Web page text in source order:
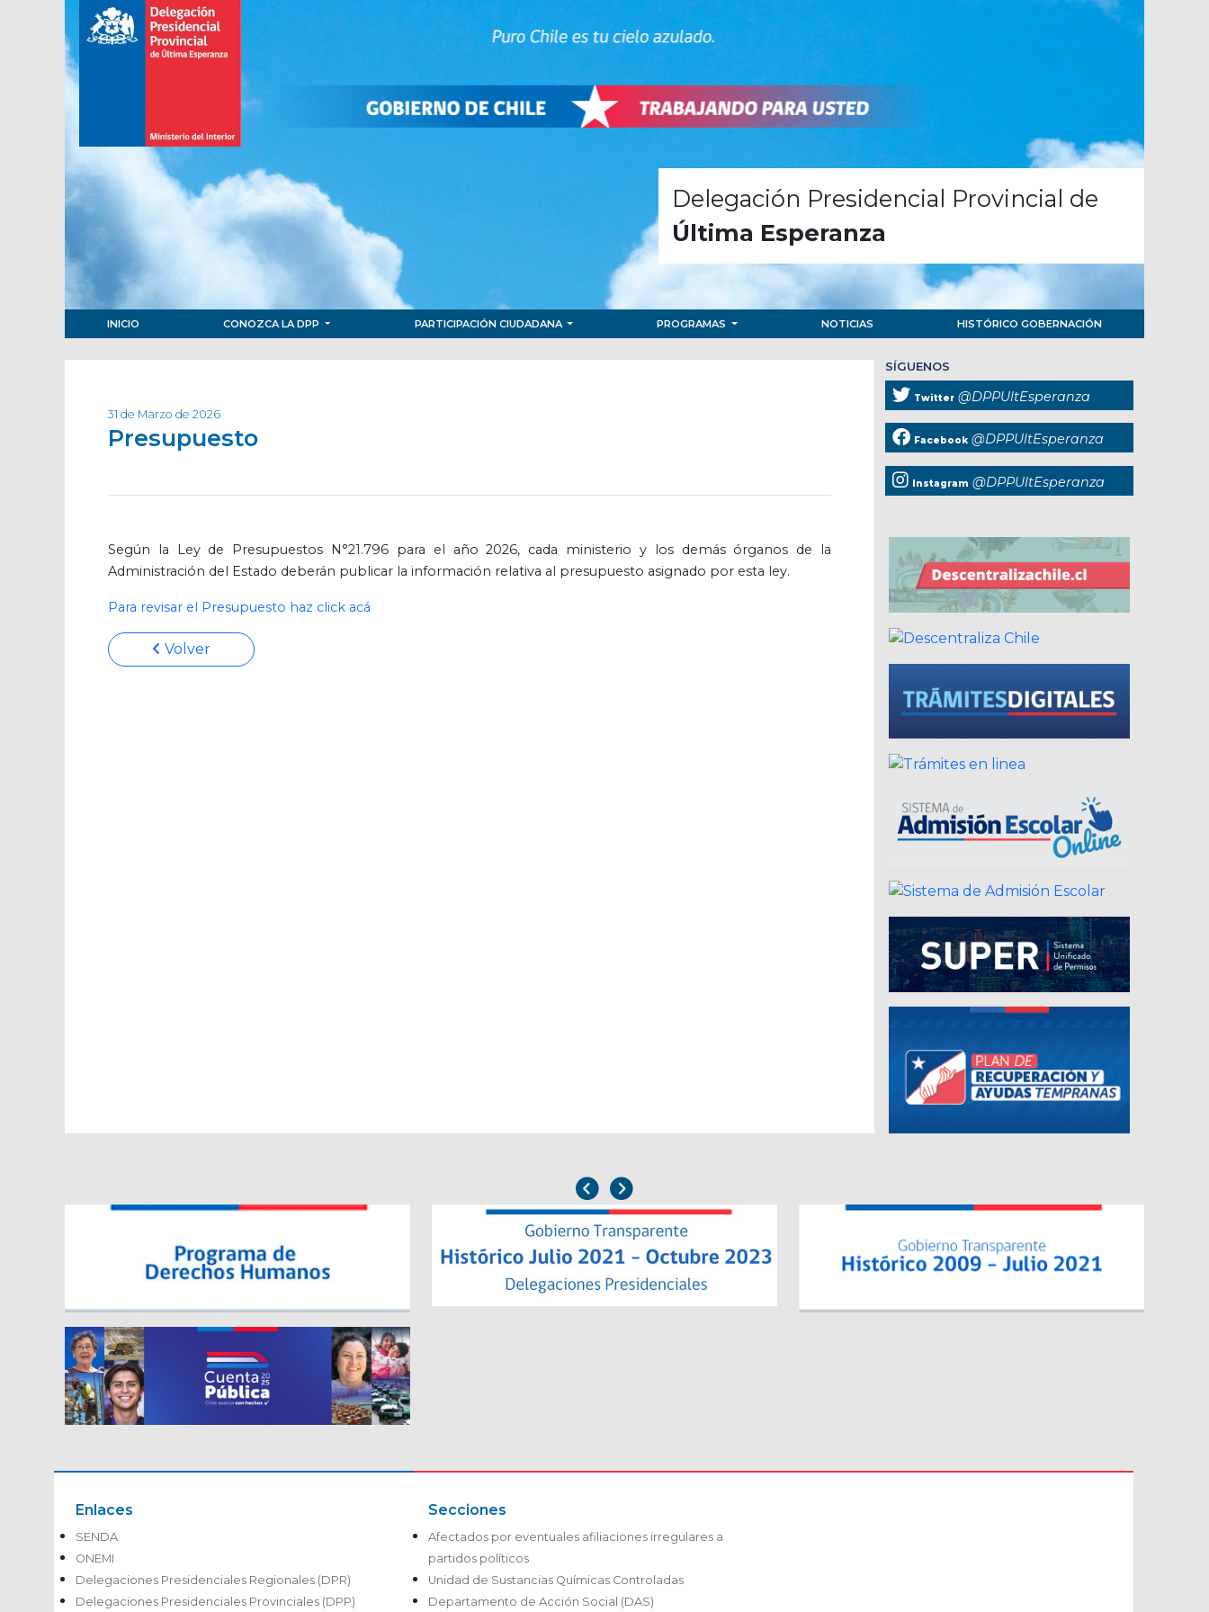
Delegación Presidencial Provincial de
Última Esperanza
INICIO CONOZCA LA DPP PARTICIPACIÓN CIUDADANA PROGRAMAS NOTICIAS HISTÓRICO GOBERNACIÓN
31 de Marzo de 2026
Presupuesto
Según la Ley de Presupuestos N°21.796 para el año 2026, cada ministerio y los demás órganos de la
Administración del Estado deberán publicar la información relativa al presupuesto asignado por esta ley.
Para revisar el Presupuesto haz click acá
Volver
SÍGUENOS
Twitter @DPPUltEsperanza
Facebook @DPPUltEsperanza
Instagram @DPPUltEsperanza
Enlaces
SENDA
ONEMI
Delegaciones Presidenciales Regionales (DPR)
Delegaciones Presidenciales Provinciales (DPP)
Secciones
Afectados por eventuales afiliaciones irregulares a
partidos políticos
Unidad de Sustancias Químicas Controladas
Departamento de Acción Social (DAS)